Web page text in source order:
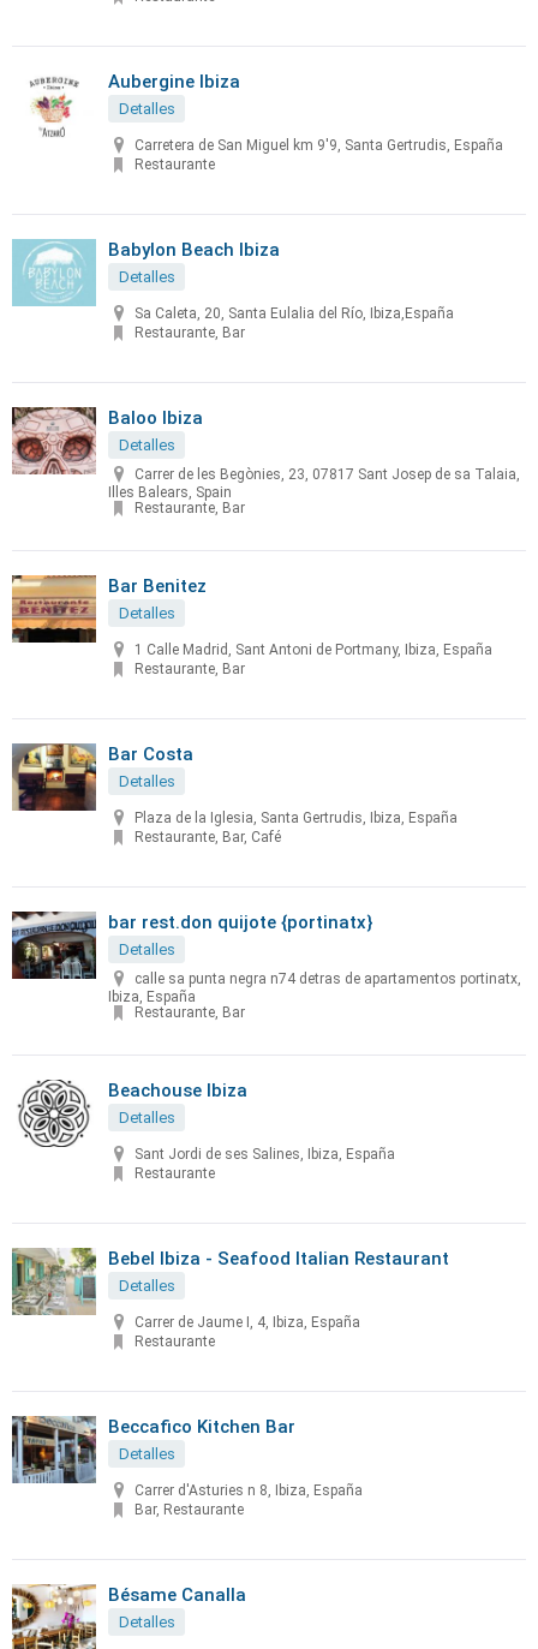
Aubergine Ibiza
Detalles
Carretera de San Miguel km 9'9, Santa Gertrudis, España
Restaurante
Babylon Beach Ibiza
Detalles
Sa Caleta, 20, Santa Eulalia del Río, Ibiza,España
Restaurante, Bar
Baloo Ibiza
Detalles
Carrer de les Begònies, 23, 07817 Sant Josep de sa Talaia,
Illes Balears, Spain
Restaurante, Bar
Bar Benitez
Detalles
1 Calle Madrid, Sant Antoni de Portmany, Ibiza, España
Restaurante, Bar
Bar Costa
Detalles
Plaza de la Iglesia, Santa Gertrudis, Ibiza, España
Restaurante, Bar, Café
bar rest.don quijote {portinatx}
Detalles
calle sa punta negra n74 detras de apartamentos portinatx,
Ibiza, España
Restaurante, Bar
Beachouse Ibiza
Detalles
Sant Jordi de ses Salines, Ibiza, España
Restaurante
Bebel Ibiza - Seafood Italian Restaurant
Detalles
Carrer de Jaume I, 4, Ibiza, España
Restaurante
Beccafico Kitchen Bar
Detalles
Carrer d'Asturies n 8, Ibiza, España
Bar, Restaurante
Bésame Canalla
Detalles